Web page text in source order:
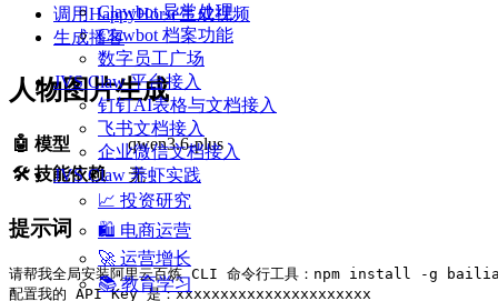
Clawbot 异常处理
Clawbot 档案功能
数字员工广场
JVS Claw 平台接入
钉钉AI表格与文档接入
飞书文档接入
企业微信文档接入
JVS Claw 养虾实践
📈 投资研究
🛍️ 电商运营
🚀 运营增长
📚 教育学习
调用HappyHorse生成视频
生成播客
人物图片生成
🤖 模型
qwen3.6-plus
🛠️ 技能依赖
无
提示词